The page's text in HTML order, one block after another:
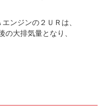
ンジンの２ＵＲは、
の大排気量となり、